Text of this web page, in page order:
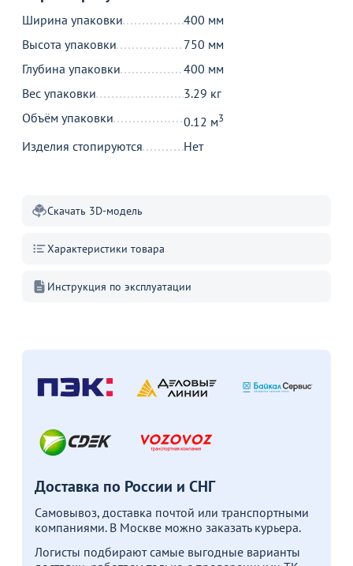
Ширина упаковки
400 мм
Высота упаковки
750 мм
Глубина упаковки
400 мм
Вес упаковки
3.29 кг
Объём упаковки
0.12 м3
Изделия стопируются Нет
Скачать 3D-модель
Характеристики товара
Инструкция по эксплуатации
Доставка по России и СНГ
Самовывоз, доставка почтой или транспортными
компаниями. В Москве можно заказать курьера.
Логисты подбирают самые выгодные варианты
от 630 ₽
Оптовая цена
Подушка 01 для стула
Кроссбэк, 3см, коричневая
36
В корзину
от590₽
Оптовая цена
Подушка для стула Кроссбэк,
коричневая
Акции для вас